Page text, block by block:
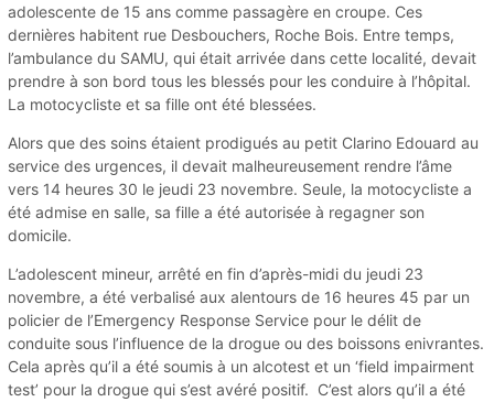
adolescente de 15 ans comme passagère en croupe. Ces
dernières habitent rue Desbouchers, Roche Bois. Entre temps,
l’ambulance du SAMU, qui était arrivée dans cette localité, devait
prendre à son bord tous les blessés pour les conduire à l’hôpital.
La motocycliste et sa fille ont été blessées.
Alors que des soins étaient prodigués au petit Clarino Edouard au
service des urgences, il devait malheureusement rendre l’âme
vers 14 heures 30 le jeudi 23 novembre. Seule, la motocycliste a
été admise en salle, sa fille a été autorisée à regagner son
domicile.
L’adolescent mineur, arrêté en fin d’après-midi du jeudi 23
novembre, a été verbalisé aux alentours de 16 heures 45 par un
policier de l’Emergency Response Service pour le délit de
conduite sous l’influence de la drogue ou des boissons enivrantes.
Cela après qu’il a été soumis à un alcotest et un ‘field impairment
test’ pour la drogue qui s’est avéré positif. C’est alors qu’il a été